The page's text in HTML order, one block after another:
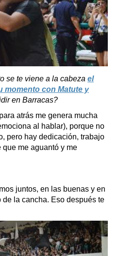
se te viene a la cabeza el
momento con Matute y
en Barracas?
atrás me genera mucha
al hablar), porque no
pero hay dedicación, trabajo
que me aguantó y me
juntos, en las buenas y en
de la cancha. Eso después te